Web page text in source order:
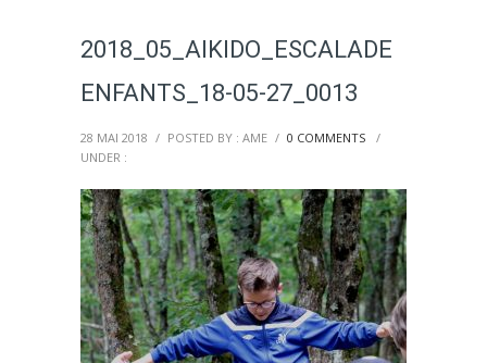
2018_05_AIKIDO_ESCALADE
ENFANTS_18-05-27_0013
28 MAI 2018 / POSTED BY : AME / 0 COMMENTS
/
UNDER :